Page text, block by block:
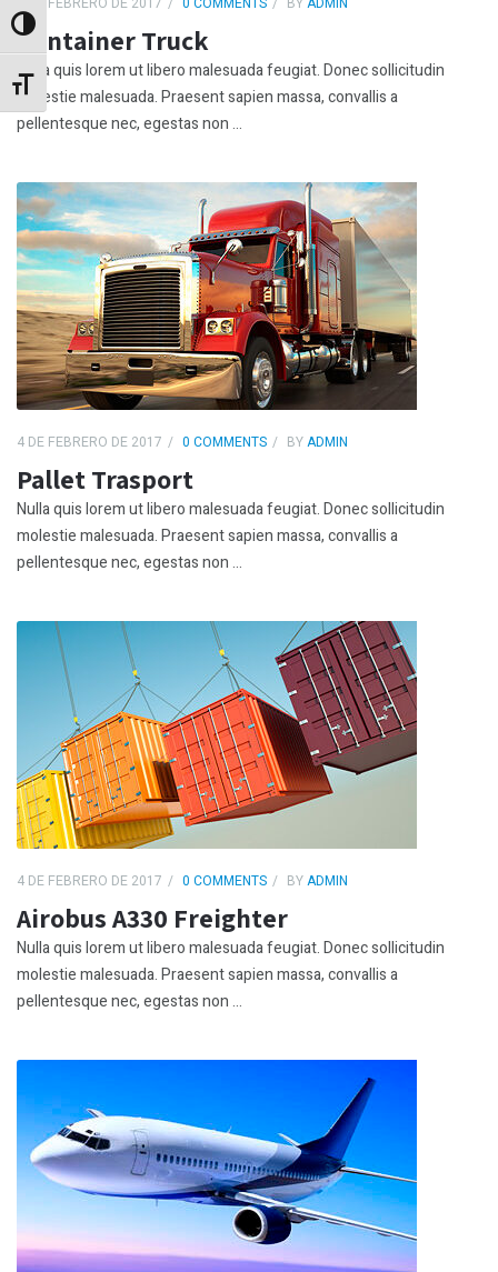
Alternar alto contraste
Alternar tamaño de letra
Container Truck
Nulla quis lorem ut libero malesuada feugiat. Donec sollicitudin
molestie malesuada. Praesent sapien massa, convallis a
pellentesque nec, egestas non ...
4 DE FEBRERO DE 2017 0 COMMENTS BYADMIN
Pallet Trasport
Nulla quis lorem ut libero malesuada feugiat. Donec sollicitudin
molestie malesuada. Praesent sapien massa, convallis a
pellentesque nec, egestas non ...
4 DE FEBRERO DE 2017 0 COMMENTS BYADMIN
Airobus A330 Freighter
Nulla quis lorem ut libero malesuada feugiat. Donec sollicitudin
molestie malesuada. Praesent sapien massa, convallis a
pellentesque nec, egestas non ...